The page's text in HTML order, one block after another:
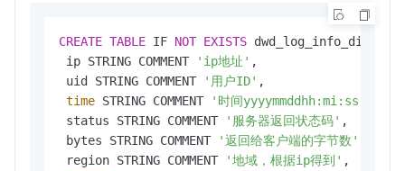
CREATE TABLE IF NOT EXISTS
ip STRING COMMENT
'ip地址' ,
uid STRING COMMENT
'用户ID' ,
time STRING COMMENT '时间yyyymmddhh:mi:ss'
status STRING COMMENT
'服务器返回状态码' ,
bytes STRING COMMENT
'返回给客户端的字节数'
region STRING COMMENT
'地域，根据ip得到' ,